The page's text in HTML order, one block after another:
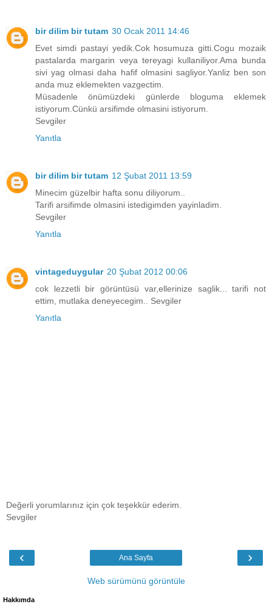
bir dilim bir tutam 30 Ocak 2011 14:46
Evet simdi pastayi yedik.Cok hosumuza gitti.Cogu mozaik
pastalarda margarin veya tereyagi kullaniliyor.Ama bunda
sivi yag olmasi daha hafif olmasini sagliyor.Yanliz ben son
anda muz eklemekten vazgectim.
Müsadenle önümüzdeki günlerde bloguma eklemek
istiyorum.Cünkü arsifimde olmasini istiyorum.
Sevgiler
Yanıtla
bir dilim bir tutam 12 Şubat 2011 13:59
Minecim güzelbir hafta sonu diliyorum..
Tarifi arsifimde olmasini istedigimden yayinladim.
Sevgiler
Yanıtla
vintageduygular 20 Şubat 2012 00:06
cok lezzetli bir görüntüsü var,ellerinize saglik... tarifi not
ettim, mutlaka deneyecegim.. Sevgiler
Yanıtla
Değerli yorumlarınız için çok teşekkür ederim.
Sevgiler
‹ ›
Ana Sayfa
Web sürümünü görüntüle
Hakkımda